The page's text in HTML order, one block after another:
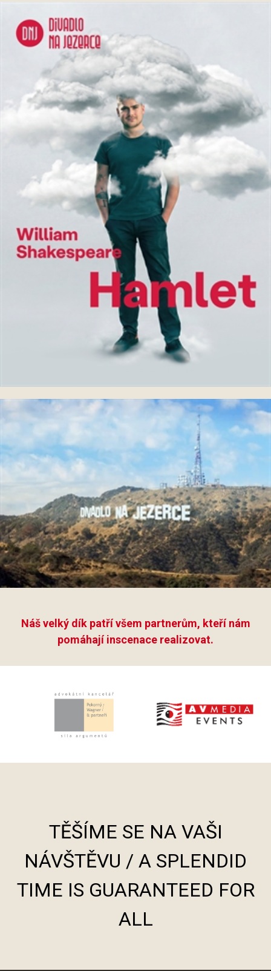
Náš velký dík patří všem partnerům, kteří nám
pomáhají inscenace realizovat.
TĚŠÍME SE NA VAŠI
NÁVŠTĚVU / A SPLENDID
TIME IS GUARANTEED FOR
ALL